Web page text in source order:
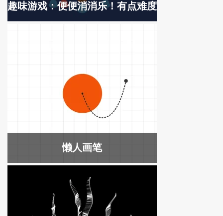
趣味游戏：便便消消乐！有点难度
懒人画笔